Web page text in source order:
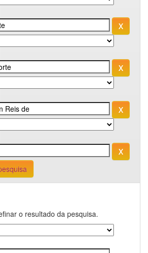
o resultado da pesquisa.